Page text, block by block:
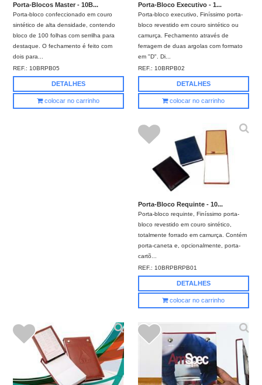
Porta-Blocos Master - 10B...
Porta-bloco confeccionado em couro
sintético de alta densidade, contendo
bloco de 100 folhas com serrilha para
destaque. O fechamento é feito com
dois para...
REF.:10BRPB05
DETALHES
colocar no carrinho
Porta-Bloco Executivo - 1...
Porta-bloco executivo, Finíssimo porta-
bloco revestido em couro sintético ou
camurça. Fechamento através de
ferragem de duas argolas com formato
em "D". Di...
REF.: 10BRPB02
DETALHES
colocar no carrinho
Porta-Bloco Requinte - 10...
Porta-bloco requinte, Finíssimo porta-
bloco revestido em couro sintético,
totalmente forrado em camurça. Contém
porta-caneta e, opcionalmente, porta-
cartõ...
REF.: 10BRPBRPB01
DETALHES
colocar no carrinho